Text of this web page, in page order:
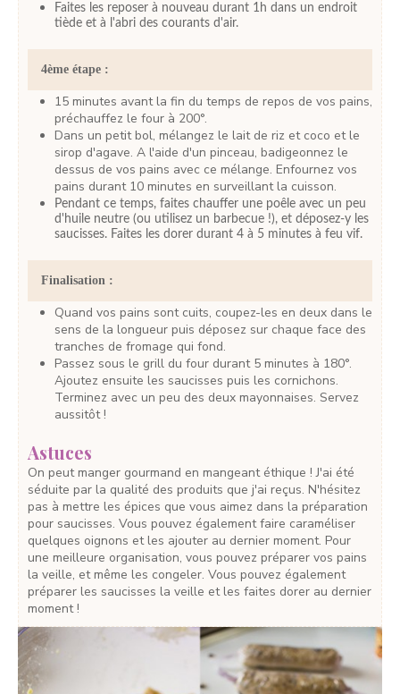
Faites les reposer à nouveau durant 1h dans un endroit
tiède et à l'abri des courants d'air.
4ème étape :
15 minutes avant la fin du temps de repos de vos pains,
préchauffez le four à 200°.
Dans un petit bol, mélangez le lait de riz et coco et le
sirop d'agave. A l'aide d'un pinceau, badigeonnez le
dessus de vos pains avec ce mélange. Enfournez vos
pains durant 10 minutes en surveillant la cuisson.
Pendant ce temps, faites chauffer une poêle avec un peu
d'huile neutre (ou utilisez un barbecue !), et déposez-y les
saucisses. Faites les dorer durant 4 à 5 minutes à feu vif.
Finalisation :
Quand vos pains sont cuits, coupez-les en deux dans le
sens de la longueur puis déposez sur chaque face des
tranches de fromage qui fond.
Passez sous le grill du four durant 5 minutes à 180°.
Ajoutez ensuite les saucisses puis les cornichons.
Terminez avec un peu des deux mayonnaises. Servez
aussitôt !
Astuces
On peut manger gourmand en mangeant éthique ! J'ai été
séduite par la qualité des produits que j'ai reçus. N'hésitez
pas à mettre les épices que vous aimez dans la préparation
pour saucisses. Vous pouvez également faire caraméliser
quelques oignons et les ajouter au dernier moment. Pour
une meilleure organisation, vous pouvez préparer vos pains
la veille, et même les congeler. Vous pouvez également
préparer les saucisses la veille et les faites dorer au dernier
moment !